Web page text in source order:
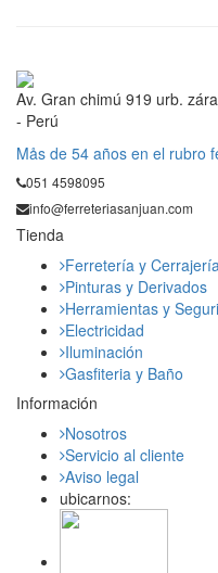
Av. Gran chimú 919 urb.
- Perú
Mås de 54 años en el rubro
051 4598095
info@ferreteriasanjuan.com
Tienda
Ferretería y
Pinturas y Derivados
Herramientas y
Electricidad
Iluminación
Gasfiteria y Baño
Información
Nosotros
Servicio al cliente
Aviso legal
ubicarnos: